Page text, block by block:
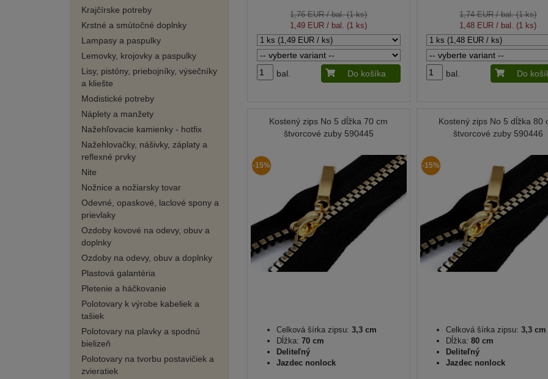
Krajčírske potreby
Krstné a smútočné doplnky
Lampasy a paspulky
Lemovky, krojovky a paspulky
Lisy, pistóny, priebojníky, výsečníky
a kliešte
Modistické potreby
Náplety a manžety
Nažehľovacie kamienky - hotfix
Nažehlovačky, nášivky, záplaty a
reflexné prvky
Nite
Nožnice a nožiarsky tovar
Odevné, opaskové, laclové spony a
prievlaky
Ozdoby kovové na odevy, obuv a
doplnky
Ozdoby na odevy, obuv a doplnky
Plastová galantéria
Pletenie a háčkovanie
Polotovary k výrobe kabeliek a
tašiek
Polotovary na plavky a spodnú
bielizeň
Polotovary na tvorbu postavičiek a
zvieratiek
1,76 EUR/ bal. (1 ks)
1,49 EUR / bal. (1 ks)
bal. Do košíka
1,74 EUR/ bal. (1 ks)
1,48 EUR / bal. (1 ks)
bal. Do
Kostený zips No 5 dĺžka 70 cm
štvorcové zuby 590445
-15%
Celková šírka zipsu: 3,3 cm
Dĺžka: 70 cm
Deliteľný
Jazdec nonlock
Kostený zips No 5 dĺžka 80
štvorcové zuby 590446
-15%
Celková šírka zipsu: 3,3 cm
Dĺžka: 80 cm
Deliteľný
Jazdec nonlock